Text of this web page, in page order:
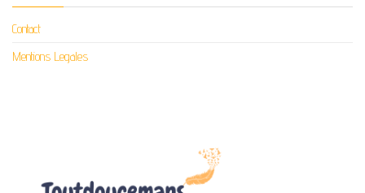
Contact
Mentions Legales